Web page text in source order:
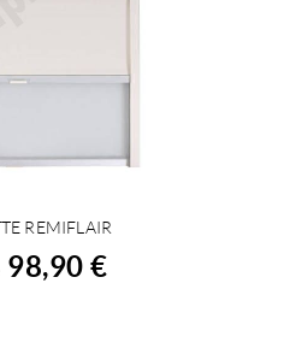
DETALLES
REMIFLAIR
98,90 €